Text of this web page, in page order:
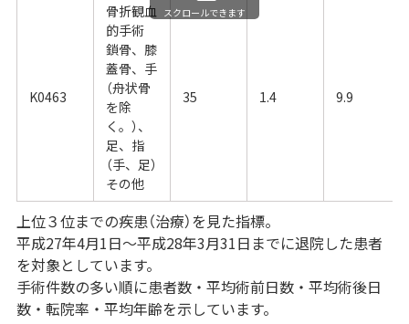
K0463
骨折観血
的手術
鎖骨、膝
蓋骨、手
（舟状骨
を除
く。）、
足、指
（手、足）
その他
35 1.4 9.9
スクロールできます
上位３位までの疾患（治療）を見た指標。
平成27年4月1日～平成28年3月31日までに退院した患者
を対象としています。
手術件数の多い順に患者数・平均術前日数・平均術後日
数・転院率・平均年齢を示しています。